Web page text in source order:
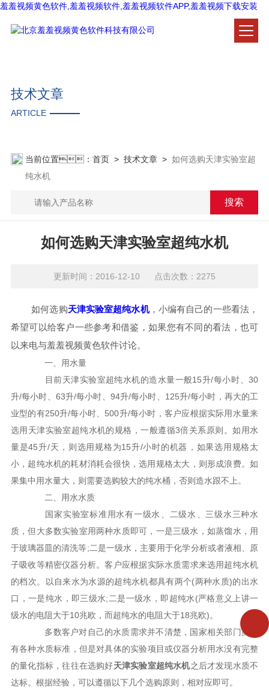
羞羞视频黄色软件,羞羞视频软件,羞羞视频软件APP,羞羞视频下载安装
技术文章
ARTICLE
当前位置： 首页> 技术文章> 如何选购天津实验室超
纯水机
如何选购天津实验室超纯水机
更新时间：2016-12-10 点击次数：2275
如何选购天津实验室超纯水机，小编有自己的一些看法，
希望可以给客户一些参考和借鉴，如果您有不同的看法，也可
以来电与羞羞视频黄色软件讨论。
一、用水量
目前天津实验室超纯水机的造水量一般15升/每小时、30
升/每小时、63升/每小时、94升/每小时、125升/每小时，再大的工
业型的有250升/每小时、500升/每小时，客户应根据实际用水量来
选用天津实验室超纯水机的规格，一般遵循3倍关系原则。如用水
量是45升/天，则选用规格为15升/小时的机器，如果选用规格太
小，超纯水机的耗材消耗会很快，选用规格太大，则形成浪费。如
果集中用水量大，则需要选购较大的纯水桶，否则造水跟不上。
二、用水水质
国家实验室标准用水有一级水、二级水、三级水三种水
质，但大多数实验室用两种水质即可，一是三级水，如蒸馏水，用
于玻璃器皿的清洗等;二是一级水，主要用于化学分析或者液相、原
子吸收等精密仪器分析。客户应根据实际水质需求来选用超纯水机
的档次。以自来水为水源的超纯水机都具有两个(两种水质)的出水
口，一是纯水，即三级水;二是一级水，即超纯水(严格意义上讲一
级水的电阻大于10兆欧，而超纯水的电阻大于18兆欧)。
多数客户对自己的水质需求并不清楚，国家相关部门虽然
有各种水质标准，但是对具体的实验项目或仪器分析用水没有完整
的量化指标，往往在选购好天津实验室超纯水机之后才发现水质不
达标。根据经验，可以遵循以下几个选购原则，相对应即可。